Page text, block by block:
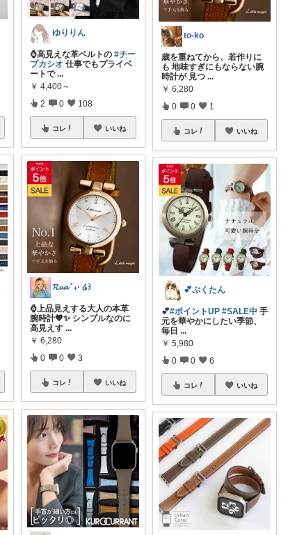
ゆりりん
⌚️高見えな革ベルトの#チー
プカシオ 仕事でもプライベ
ートで ...
￥ 4,400～
2 0 108
コレ いいね
𝓡𝓾𝓪 ˚₊· ໒꒱
⌚️上品見えする大人の本革
腕時計🤎✨ シンプルなのに
高見えす ...
￥ 6,280
0 0 3
コレ いいね
to-ko
歳を重ねてから、若作りに
も 地味すぎにもならない腕
時計が 見つ ...
￥ 6,280
0 0 1
コレ いいね
💕ぷくたん
💕#ポイントUP #SALE中 手
元を華やかにしたい季節、
毎日 ...
￥ 5,980
0 0 6
コレ いいね